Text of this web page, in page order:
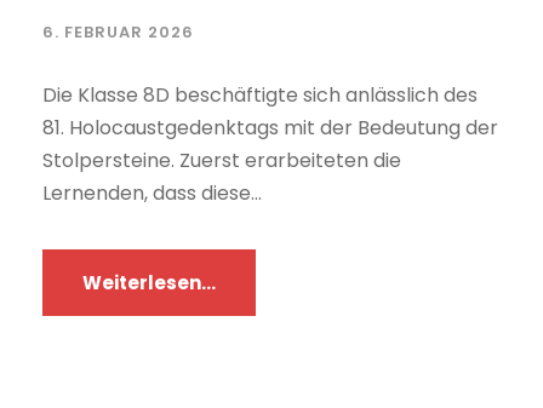
6. FEBRUAR 2026
Die Klasse 8D beschäftigte sich anlässlich des
81. Holocaustgedenktags mit der Bedeutung der
Stolpersteine. Zuerst erarbeiteten die
Lernenden, dass diese...
Weiterlesen...